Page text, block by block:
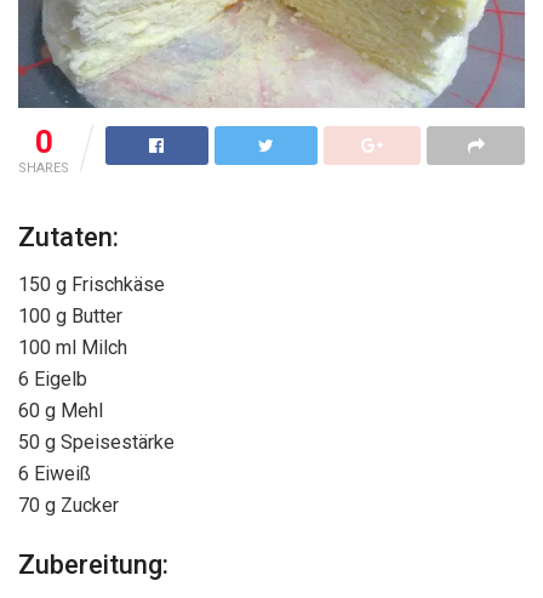
0
SHARES
Zutaten:
150 g Frischkäse
100 g Butter
100 ml Milch
6 Eigelb
60 g Mehl
50 g Speisestärke
6 Eiweiß
70 g Zucker
Zubereitung: